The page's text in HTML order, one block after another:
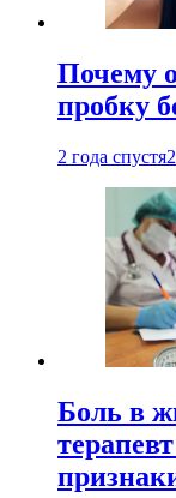
Почему
пробку
2 года спустя
Боль в